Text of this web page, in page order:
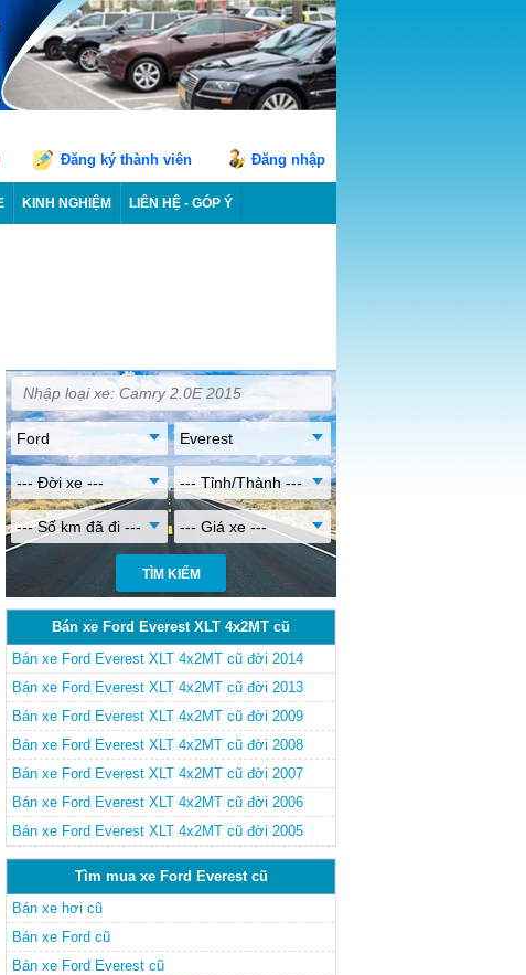
Đăng ký thành viên Đăng nhập
KINH NGHIỆM LIÊN HỆ - GÓP Ý
Ford Everest
--- Đời xe --- --- Tỉnh/Thành ---
--- Số km đã đi --- --- Giá xe ---
Bán xe Ford Everest XLT 4x2MT cũ
Bán xe Ford Everest XLT 4x2MT cũ đời 2014
Bán xe Ford Everest XLT 4x2MT cũ đời 2013
Bán xe Ford Everest XLT 4x2MT cũ đời 2009
Bán xe Ford Everest XLT 4x2MT cũ đời 2008
Bán xe Ford Everest XLT 4x2MT cũ đời 2007
Bán xe Ford Everest XLT 4x2MT cũ đời 2006
Bán xe Ford Everest XLT 4x2MT cũ đời 2005
Tìm mua xe Ford Everest cũ
Bán xe hơi cũ
Bán xe Ford cũ
Bán xe Ford Everest cũ